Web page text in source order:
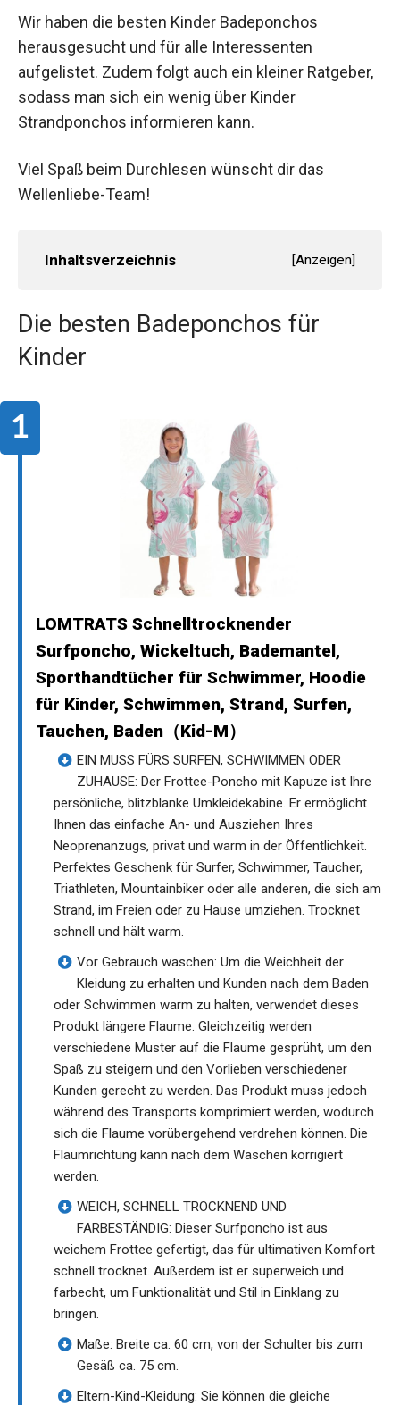
Wir haben die besten Kinder Badeponchos
herausgesucht und für alle Interessenten
aufgelistet. Zudem folgt auch ein kleiner Ratgeber,
sodass man sich ein wenig über Kinder
Strandponchos informieren kann.
Viel Spaß beim Durchlesen wünscht dir das
Wellenliebe-Team!
Inhaltsverzeichnis [Anzeigen]
Die besten Badeponchos für
Kinder
LOMTRATS Schnelltrocknender
Surfponcho, Wickeltuch, Bademantel,
Sporthandtücher für Schwimmer, Hoodie
für Kinder, Schwimmen, Strand, Surfen,
Tauchen, Baden（Kid-M）
EIN MUSS FÜRS SURFEN, SCHWIMMEN ODER
ZUHAUSE: Der Frottee-Poncho mit Kapuze ist Ihre
persönliche, blitzblanke Umkleidekabine. Er ermöglicht
Ihnen das einfache An- und Ausziehen Ihres
Neoprenanzugs, privat und warm in der Öffentlichkeit.
Perfektes Geschenk für Surfer, Schwimmer, Taucher,
Triathleten, Mountainbiker oder alle anderen, die sich am
Strand, im Freien oder zu Hause umziehen. Trocknet
schnell und hält warm.
Vor Gebrauch waschen: Um die Weichheit der
Kleidung zu erhalten und Kunden nach dem Baden
oder Schwimmen warm zu halten, verwendet dieses
Produkt längere Flaume. Gleichzeitig werden
verschiedene Muster auf die Flaume gesprüht, um den
Spaß zu steigern und den Vorlieben verschiedener
Kunden gerecht zu werden. Das Produkt muss jedoch
während des Transports komprimiert werden, wodurch
sich die Flaume vorübergehend verdrehen können. Die
Flaumrichtung kann nach dem Waschen korrigiert
werden.
WEICH, SCHNELL TROCKNEND UND
FARBESTÄNDIG: Dieser Surfponcho ist aus
weichem Frottee gefertigt, das für ultimativen Komfort
schnell trocknet. Außerdem ist er superweich und
farbecht, um Funktionalität und Stil in Einklang zu
bringen.
Maße: Breite ca. 60 cm, von der Schulter bis zum
Gesäß ca. 75 cm.
Eltern-Kind-Kleidung: Sie können die gleiche